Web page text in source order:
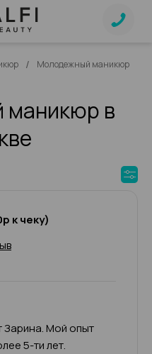
/ Молодежный маникюр
в
к чеку)
Мой опыт
5-ти лет.